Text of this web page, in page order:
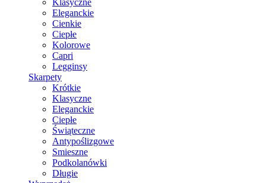
Klasyczne
Eleganckie
Cienkie
Ciepłe
Kolorowe
Capri
Legginsy
Skarpety
Krótkie
Klasyczne
Eleganckie
Ciepłe
Świąteczne
Antypoślizgowe
Smieszne
Podkolanówki
Długie